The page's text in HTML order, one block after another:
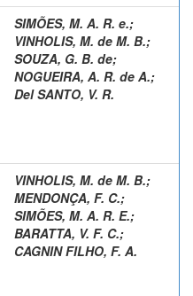
SIMÕES, M. A. R. e.;
VINHOLIS, M. de M. B.;
SOUZA, G. B. de;
NOGUEIRA, A. R. de A.;
Del SANTO, V. R.
VINHOLIS, M. de M. B.;
MENDONÇA, F. C.;
SIMÕES, M. A. R. E.;
BARATTA, V. F. C.;
CAGNIN FILHO, F. A.